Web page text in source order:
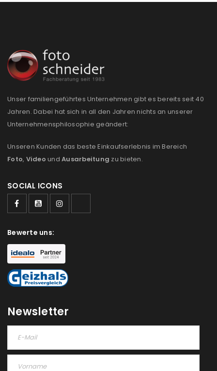
Unser familiengeführtes Unternehmen gibt es bereits seit 40
Jahren. Dabei hat sich in all den Jahren nichts an unserer
Unternehmensphilosophie geändert:
Unseren Kunden das beste Einkaufserlebnis im Bereich
Foto, Video und Ausarbeitung zu bieten.
SOCIAL ICONS
Bewerte uns:
Newsletter